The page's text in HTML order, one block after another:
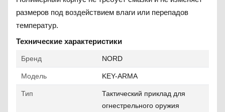
размеров под воздействием влаги или перепадов
температур.
Технические характеристики
Бренд NORD
Модель KEY-ARMA
Тип
Тактический приклад для
огнестрельного оружия